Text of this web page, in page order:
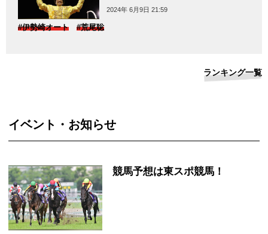
2024年 6月9日 21:59
#伊勢崎オート #荒尾聡
ランキング一覧
イベント・お知らせ
競馬予想は東スポ競馬！